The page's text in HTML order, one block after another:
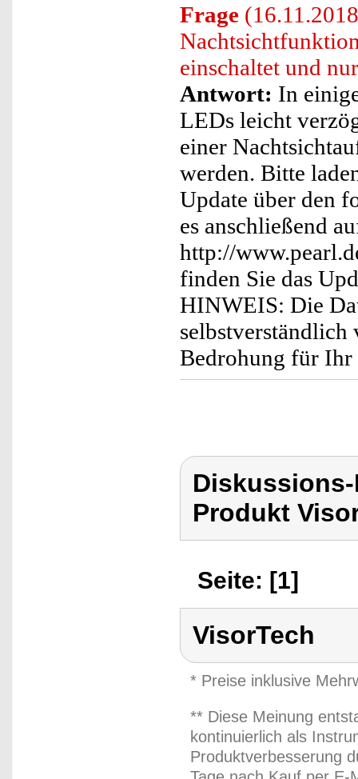
Frage
einschaltet und
Antwort: In
LEDs leicht
einer
werden. Bitte
Update über den
es anschließend
http://
finden Sie das
HINWEIS: Die
Bedrohung für Ihr
Produkt
Seite: [1]
VisorTech
* Preise inklusive
** Diese Meinung
kontinuierlich als
Produktverbesserung